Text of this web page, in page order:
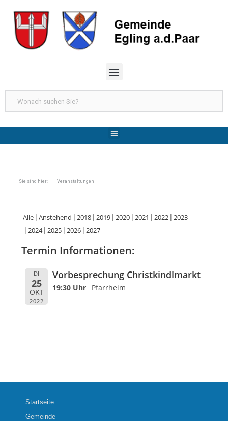
Sie sind hier: Veranstaltungen
Alle Anstehend 2018 2019 2020 2021 2022 2023
2024 2025 2026 2027
Termin Informationen:
DI
25
OKT
2022
Vorbesprechung Christkindlmarkt
19:30 Uhr Pfarrheim
Startseite
Gemeinde